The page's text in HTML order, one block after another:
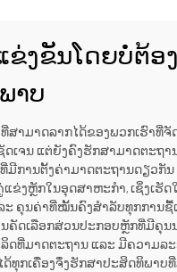
ຂ່ງຂັນໂດຍບໍ່ຕ້ອ
າບ
ທີ່ສາມາດລາກໄດ້ຂອງພວກເຮົາທີ່
ດເຈນ ແຕ່ຍັງຄົງຮັກສາມາດຕະຖາ
ການຕັ້ງຄ່າມາດຕະຖານດຽວກັນ ມີ
ແຂ່ງຫຼັກໃນອຸດສາຫະກຳ, ເຊິ່ງເຮັ
ະ ຄຸນຄ່າທີ່ໝັ້ນຄົງສຳລັບທຸກການຊື້
ນຄັດເລືອກສ່ວນປະກອບຫຼັກທີ່ມີຄຸນ
ດທີ່ມາດຕະຖານ ແລະ ມີຄວາມລະ
ດ້ທຸກເຄື່ອງຈຶ່ງຮັກສາປະສິດທິພາບ